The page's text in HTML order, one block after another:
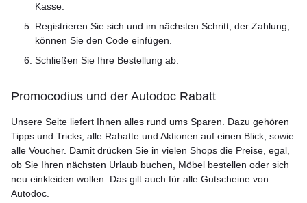
Kasse.
Registrieren Sie sich und im nächsten Schritt, der Zahlung,
können Sie den Code einfügen.
Schließen Sie Ihre Bestellung ab.
Promocodius und der Autodoc Rabatt
Unsere Seite liefert Ihnen alles rund ums Sparen. Dazu gehören
Tipps und Tricks, alle Rabatte und Aktionen auf einen Blick, sowie
alle Voucher. Damit drücken Sie in vielen Shops die Preise, egal,
ob Sie Ihren nächsten Urlaub buchen, Möbel bestellen oder sich
neu einkleiden wollen. Das gilt auch für alle Gutscheine von
Autodoc.